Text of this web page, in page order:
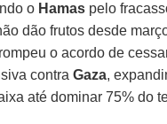
o Hamas pelo
dão frutos desde
rompeu o acordo de
contraGaza,
até dominar 75% do